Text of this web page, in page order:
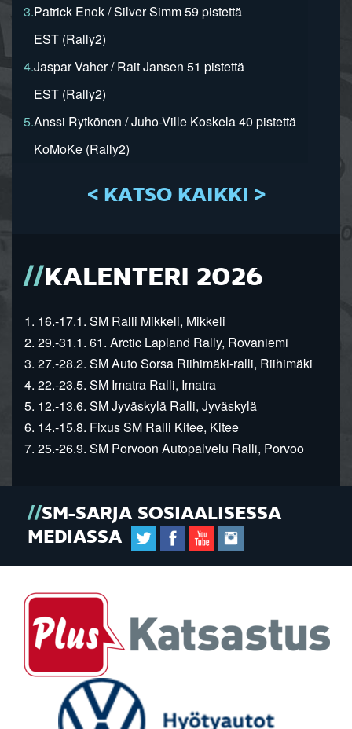
3.Patrick Enok / Silver Simm 59 pistettä
EST (Rally2)
4.Jaspar Vaher / Rait Jansen 51 pistettä
EST (Rally2)
5.Anssi Rytkönen / Juho-Ville Koskela 40 pistettä
KoMoKe (Rally2)
< KATSO KAIKKI >
KALENTERI 2026
1. 16.-17.1. SM Ralli Mikkeli, Mikkeli
2. 29.-31.1. 61. Arctic Lapland Rally, Rovaniemi
3. 27.-28.2. SM Auto Sorsa Riihimäki-ralli, Riihimäki
4. 22.-23.5. SM Imatra Ralli, Imatra
5. 12.-13.6. SM Jyväskylä Ralli, Jyväskylä
6. 14.-15.8. Fixus SM Ralli Kitee, Kitee
7. 25.-26.9. SM Porvoon Autopalvelu Ralli, Porvoo
SM-SARJA SOSIAALISESSA
MEDIASSA